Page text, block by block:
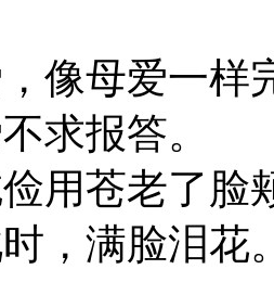
像母爱一样
求报答。
用苍老了脸
，满脸泪花